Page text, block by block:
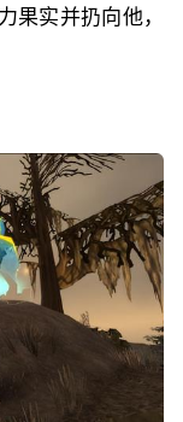
果实并扔向他，